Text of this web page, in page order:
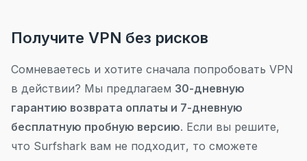
Получите VPN без рисков
Сомневаетесь и хотите сначала попробовать VPN
в действии? Мы предлагаем 30-дневную
гарантию возврата оплаты и 7-дневную
бесплатную пробную версию. Если вы решите,
что Surfshark вам не подходит, то сможете